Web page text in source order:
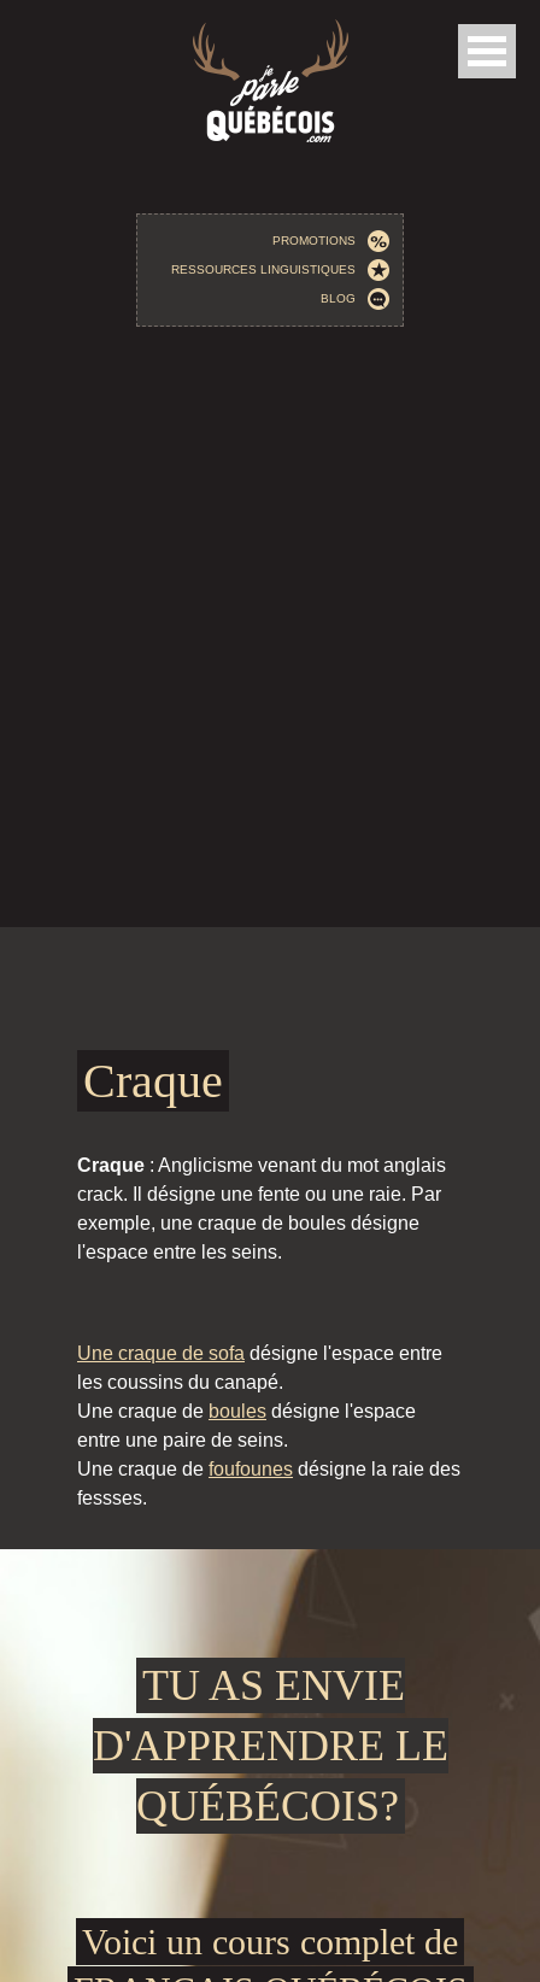
PROMOTIONS
RESSOURCES LINGUISTIQUES
BLOG
Craque
Craque : Anglicisme venant du mot anglais
crack. Il désigne une fente ou une raie. Par
exemple, une craque de boules désigne
l'espace entre les seins.
Une craque de sofa désigne l'espace entre
les coussins du canapé.
Une craque de boules désigne l'espace
entre une paire de seins.
Une craque de foufounes désigne la raie des
fessses.
TU AS ENVIE
D'APPRENDRE LE
QUÉBÉCOIS?
Voici un cours complet de